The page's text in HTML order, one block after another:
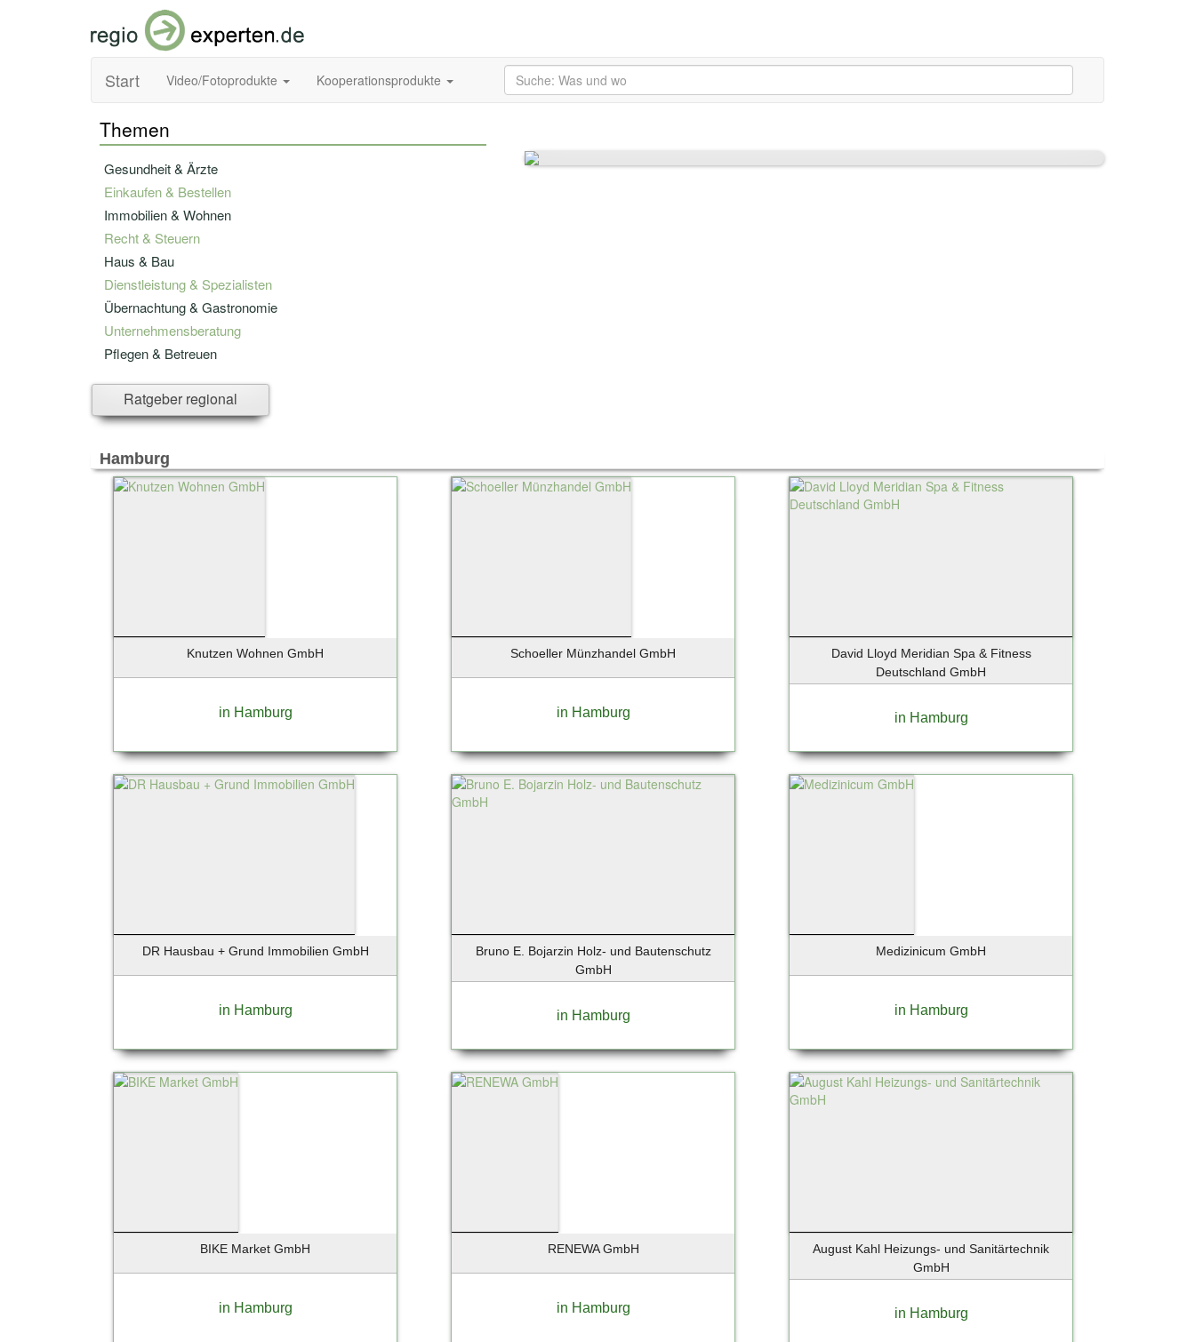
Start Video/Fotoprodukte Kooperationsprodukte
Themen
Gesundheit & Ärzte
Einkaufen & Bestellen
Immobilien & Wohnen
Recht & Steuern
Haus & Bau
Dienstleistung & Spezialisten
Übernachtung & Gastronomie
Unternehmensberatung
Pflegen & Betreuen
Versicherung - u. Finanzwesen
Reisen & Touristik
Trauern & Erinnern
Manufaktur & Handwerk
Ratgeber regional
Hamburg
Knutzen Wohnen GmbH
in Hamburg
Schoeller Münzhandel GmbH
in Hamburg
David Lloyd Meridian Spa & Fitness
Deutschland GmbH
in Hamburg
DR Hausbau + Grund Immobilien GmbH
in Hamburg
Bruno E. Bojarzin Holz- und Bautenschutz
GmbH
in Hamburg
Medizinicum GmbH
in Hamburg
BIKE Market GmbH
in Hamburg
RENEWA GmbH
in Hamburg
August Kahl Heizungs- und Sanitärtechnik
GmbH
in Hamburg